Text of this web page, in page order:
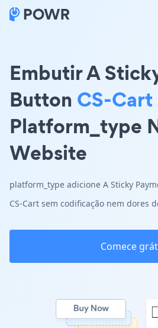
Embutir A
Button CS-Cart
Platform_type
Website
platform_type adicione A Sticky
CS-Cart sem codificação nem dores
Comece